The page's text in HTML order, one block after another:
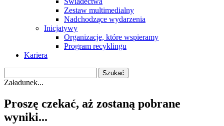
Zestaw multimedialny
Nadchodzące wydarzenia
Inicjatywy
Organizacje, które wspieramy
Program recyklingu
Kariera
Załadunek...
Proszę czekać, aż zostaną pobrane
wyniki...